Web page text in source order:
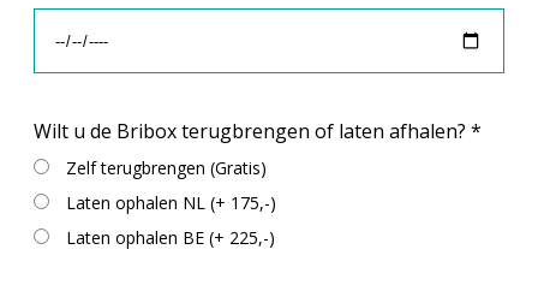
Wilt u de Bribox terugbrengen of laten afhalen? *
Zelf terugbrengen (Gratis)
Laten ophalen NL (+ 175,-)
Laten ophalen BE (+ 225,-)